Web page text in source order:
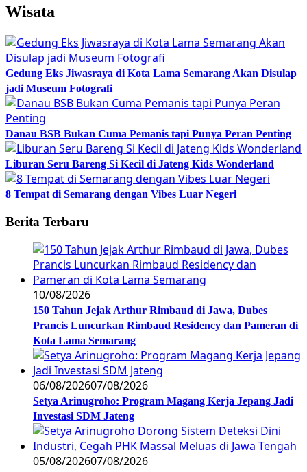
Wisata
Gedung Eks Jiwasraya di Kota Lama Semarang Akan Disulap
jadi Museum Fotografi
Danau BSB Bukan Cuma Pemanis tapi Punya Peran Penting
Liburan Seru Bareng Si Kecil di Jateng Kids Wonderland
8 Tempat di Semarang dengan Vibes Luar Negeri
Berita Terbaru
10/08/2026
150 Tahun Jejak Arthur Rimbaud di Jawa, Dubes
Prancis Luncurkan Rimbaud Residency dan Pameran di
Kota Lama Semarang
06/08/202607/08/2026
Setya Arinugroho: Program Magang Kerja Jepang Jadi
Investasi SDM Jateng
05/08/202607/08/2026